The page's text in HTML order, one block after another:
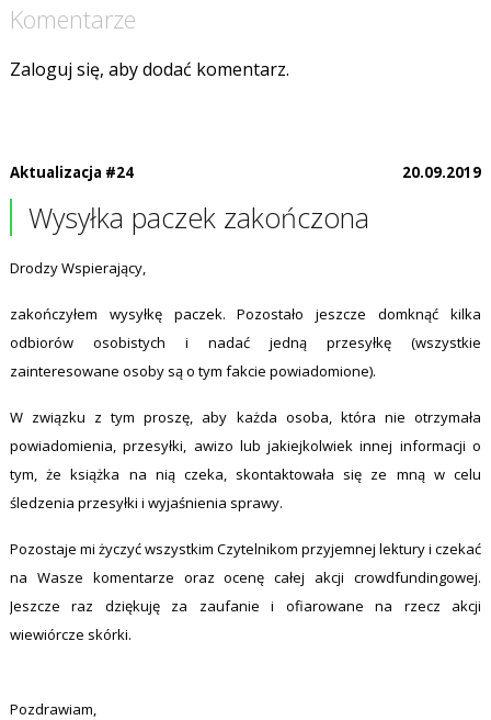
Komentarze
Zaloguj się, aby dodać komentarz.
Aktualizacja #24 20.09.2019
Wysyłka paczek zakończona
Drodzy Wspierający,
zakończyłem wysyłkę paczek. Pozostało jeszcze domknąć kilka
odbiorów osobistych i nadać jedną przesyłkę (wszystkie
zainteresowane osoby są o tym fakcie powiadomione).
W związku z tym proszę, aby każda osoba, która nie otrzymała
powiadomienia, przesyłki, awizo lub jakiejkolwiek innej informacji o
tym, że książka na nią czeka, skontaktowała się ze mną w celu
śledzenia przesyłki i wyjaśnienia sprawy.
Pozostaje mi życzyć wszystkim Czytelnikom przyjemnej lektury i czekać
na Wasze komentarze oraz ocenę całej akcji crowdfundingowej.
Jeszcze raz dziękuję za zaufanie i ofiarowane na rzecz akcji
wiewiórcze skórki.
Pozdrawiam,